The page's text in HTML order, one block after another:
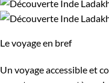
Le voyage en bref
Un voyage accessible et